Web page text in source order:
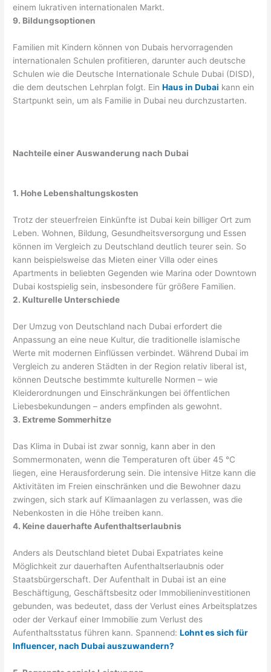
einem lukrativen internationalen Markt.
9. Bildungsoptionen
Familien mit Kindern können von Dubais hervorragenden
internationalen Schulen profitieren, darunter auch deutsche
Schulen wie die Deutsche Internationale Schule Dubai (DISD),
die dem deutschen Lehrplan folgt. EinHaus in Dubai kann ein
Startpunkt sein, um als Familie in Dubai neu durchzustarten.
Nachteile einer Auswanderung nach Dubai
1. Hohe Lebenshaltungskosten
Trotz der steuerfreien Einkünfte ist Dubai kein billiger Ort zum
Leben. Wohnen, Bildung, Gesundheitsversorgung und Essen
können im Vergleich zu Deutschland deutlich teurer sein. So
kann beispielsweise das Mieten einer Villa oder eines
Apartments in beliebten Gegenden wie Marina oder Downtown
Dubai kostspielig sein, insbesondere für größere Familien.
2. Kulturelle Unterschiede
Der Umzug von Deutschland nach Dubai erfordert die
Anpassung an eine neue Kultur, die traditionelle islamische
Werte mit modernen Einflüssen verbindet. Während Dubai im
Vergleich zu anderen Städten in der Region relativ liberal ist,
können Deutsche bestimmte kulturelle Normen – wie
Kleiderordnungen und Einschränkungen bei öffentlichen
Liebesbekundungen – anders empfinden als gewohnt.
3. Extreme Sommerhitze
Das Klima in Dubai ist zwar sonnig, kann aber in den
Sommermonaten, wenn die Temperaturen oft über 45 °C
liegen, eine Herausforderung sein. Die intensive Hitze kann die
Aktivitäten im Freien einschränken und die Bewohner dazu
zwingen, sich stark auf Klimaanlagen zu verlassen, was die
Nebenkosten in die Höhe treiben kann.
4. Keine dauerhafte Aufenthaltserlaubnis
Anders als Deutschland bietet Dubai Expatriates keine
Möglichkeit zur dauerhaften Aufenthaltserlaubnis oder
Staatsbürgerschaft. Der Aufenthalt in Dubai ist an eine
Beschäftigung, Geschäftsbesitz oder Immobilieninvestitionen
gebunden, was bedeutet, dass der Verlust eines Arbeitsplatzes
oder der Verkauf einer Immobilie zum Verlust des
Aufenthaltsstatus führen kann. Spannend:Lohnt es sich für
Influencer, nach Dubai auszuwandern?